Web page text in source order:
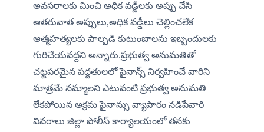
అవసరాలకు మించి అధిక వడ్డీలకు అప్పు చేసి
ఆతరువాత అప్పులు,అధిక వడ్డీలు చెల్లించలేక
ఆత్మహత్యలకు పాల్పడి కుటుంబాలను ఇబ్బందులకు
గురిచేయవద్దని అన్నారు.ప్రభుత్వ అనుమతితో
చట్టపరమైన పద్దతులలో ఫైనాన్స్ నిర్వహించే వారిని
మాత్రమే నమ్మాలని ఎటువంటి ప్రభుత్వ అనుమతి
లేకపోయిన అక్రమ ఫైనాన్సు వ్యాపారం నడిపేవారి
వివరాలు జిల్లా పోలీస్ కార్యాలయంలో తనకు